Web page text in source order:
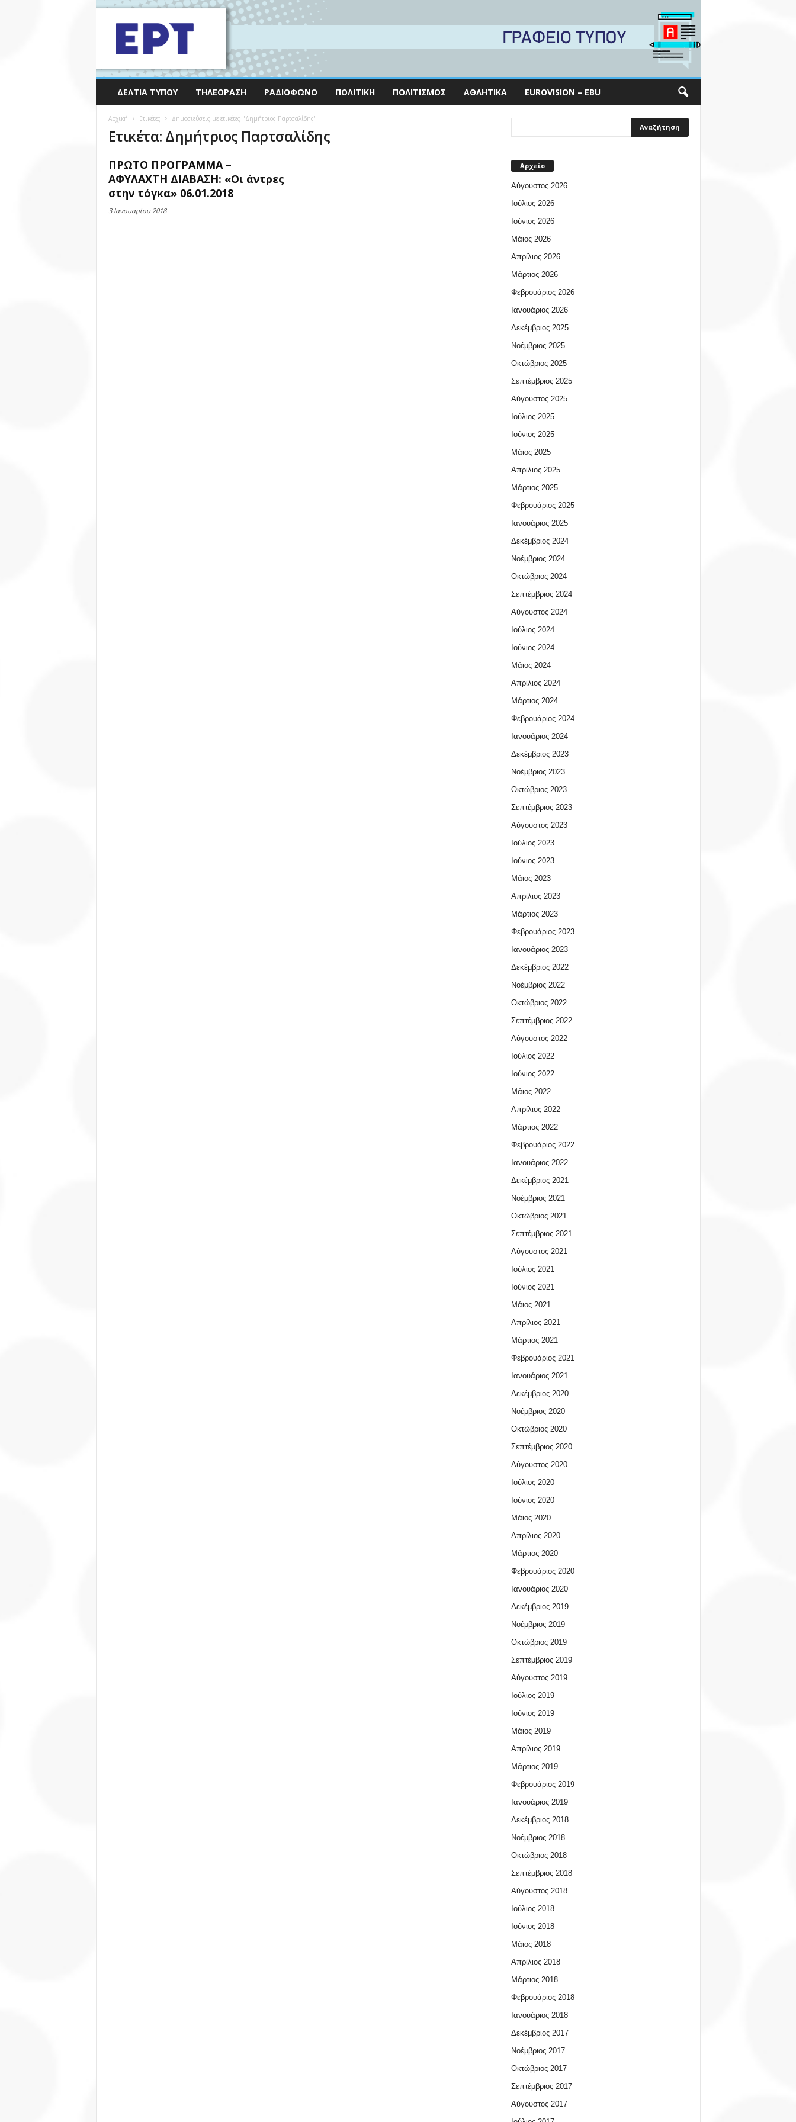
ΔΕΛΤΊΑ ΤΎΠΟΥ ΤΗΛΕΌΡΑΣΗ ΡΑΔΙΌΦΩΝΟ ΠΟΛΙΤΙΚΉ ΠΟΛΙΤΙΣΜΌΣ ΑΘΛΗΤΙΚΆ EUROVISION – EBU
Αρχική Ετικέτες Δημοσιεύσεις με ετικέτες "Δημήτριος Παρτσαλίδης"
Ετικέτα: Δημήτριος Παρτσαλίδης
ΠΡΩΤΟ ΠΡΟΓΡΑΜΜΑ –
ΑΦΥΛΑΧΤΗ ΔΙΑΒΑΣΗ: «Οι άντρες
στην τόγκα» 06.01.2018
3 Ιανουαρίου 2018
Αρχείο
Αύγουστος 2026
Ιούλιος 2026
Ιούνιος 2026
Μάιος 2026
Απρίλιος 2026
Μάρτιος 2026
Φεβρουάριος 2026
Ιανουάριος 2026
Δεκέμβριος 2025
Νοέμβριος 2025
Οκτώβριος 2025
Σεπτέμβριος 2025
Αύγουστος 2025
Ιούλιος 2025
Ιούνιος 2025
Μάιος 2025
Απρίλιος 2025
Μάρτιος 2025
Φεβρουάριος 2025
Ιανουάριος 2025
Δεκέμβριος 2024
Νοέμβριος 2024
Οκτώβριος 2024
Σεπτέμβριος 2024
Αύγουστος 2024
Ιούλιος 2024
Ιούνιος 2024
Μάιος 2024
Απρίλιος 2024
Μάρτιος 2024
Φεβρουάριος 2024
Ιανουάριος 2024
Δεκέμβριος 2023
Νοέμβριος 2023
Οκτώβριος 2023
Σεπτέμβριος 2023
Αύγουστος 2023
Ιούλιος 2023
Ιούνιος 2023
Μάιος 2023
Απρίλιος 2023
Μάρτιος 2023
Φεβρουάριος 2023
Ιανουάριος 2023
Δεκέμβριος 2022
Νοέμβριος 2022
Οκτώβριος 2022
Σεπτέμβριος 2022
Αύγουστος 2022
Ιούλιος 2022
Ιούνιος 2022
Μάιος 2022
Απρίλιος 2022
Μάρτιος 2022
Φεβρουάριος 2022
Ιανουάριος 2022
Δεκέμβριος 2021
Νοέμβριος 2021
Οκτώβριος 2021
Σεπτέμβριος 2021
Αύγουστος 2021
Ιούλιος 2021
Ιούνιος 2021
Μάιος 2021
Απρίλιος 2021
Μάρτιος 2021
Φεβρουάριος 2021
Ιανουάριος 2021
Δεκέμβριος 2020
Νοέμβριος 2020
Οκτώβριος 2020
Σεπτέμβριος 2020
Αύγουστος 2020
Ιούλιος 2020
Ιούνιος 2020
Μάιος 2020
Απρίλιος 2020
Μάρτιος 2020
Φεβρουάριος 2020
Ιανουάριος 2020
Δεκέμβριος 2019
Νοέμβριος 2019
Οκτώβριος 2019
Σεπτέμβριος 2019
Αύγουστος 2019
Ιούλιος 2019
Ιούνιος 2019
Μάιος 2019
Απρίλιος 2019
Μάρτιος 2019
Φεβρουάριος 2019
Ιανουάριος 2019
Δεκέμβριος 2018
Νοέμβριος 2018
Οκτώβριος 2018
Σεπτέμβριος 2018
Αύγουστος 2018
Ιούλιος 2018
Ιούνιος 2018
Μάιος 2018
Απρίλιος 2018
Μάρτιος 2018
Φεβρουάριος 2018
Ιανουάριος 2018
Δεκέμβριος 2017
Νοέμβριος 2017
Οκτώβριος 2017
Σεπτέμβριος 2017
Αύγουστος 2017